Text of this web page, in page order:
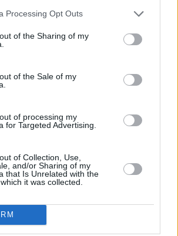
Processing Opt Outs
of the Sharing of my
of the Sale of my
of processing my
for Targeted Advertising.
of Collection, Use,
and/or Sharing of my
that Is Unrelated with the
it was collected.
•O souborech cookies•